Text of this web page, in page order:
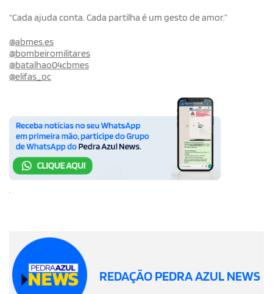
“Cada ajuda conta. Cada partilha é um gesto de amor.”
@abmes.es
@bombeiromilitares
@batalhao04cbmes
@elifas_oc
.
REDAÇÃO PEDRA AZUL NEWS